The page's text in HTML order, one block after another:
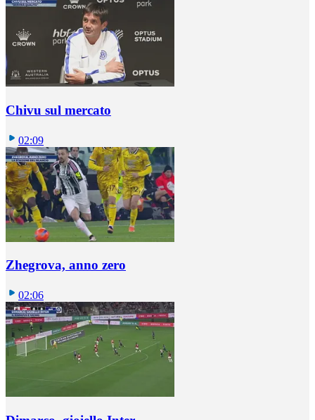
Chivu sul mercato
02:09
Zhegrova, anno zero
02:06